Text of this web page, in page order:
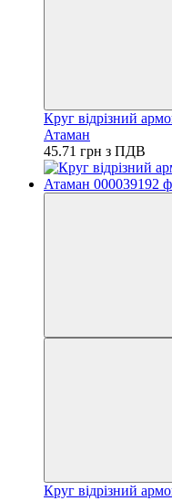
Круг відрізний
Атаман
45.71 грн з ПДВ
Круг відрізний